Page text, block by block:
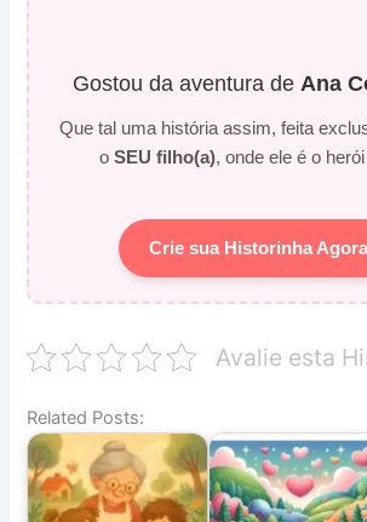
Gostou da aventura de Ana
Que tal uma história assim, feita
o SEU filho(a), onde ele é o
Crie sua Historinha
Avalie esta
Related Posts: